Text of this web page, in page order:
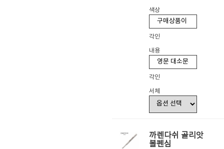
색상
각인
내용
각인
서체
까렌다쉬 골리앗
볼펜심